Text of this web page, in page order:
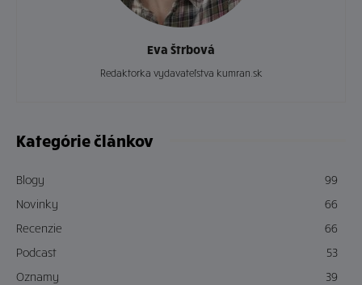
Eva Štrbová
Redaktorka vydavateľstva kumran.sk
Kategórie článkov
Blogy
99
Novinky
66
Recenzie
66
Podcast
53
Oznamy
39